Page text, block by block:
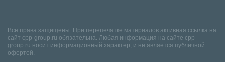
Все права защищены. При перепечатке материалов активная ссылка на
сайт cpp-group.ru обязательна. Любая информация на сайте cpp-
group.ru носит информационный характер, и не является публичной
офертой.